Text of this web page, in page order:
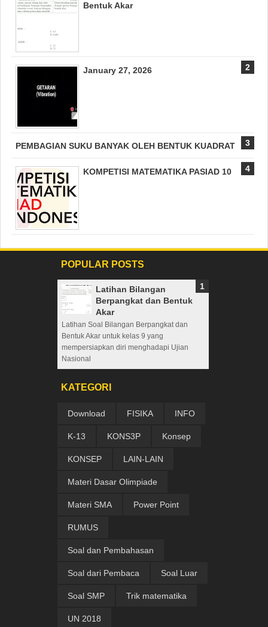
Bentuk Akar
January 27, 2026
PEMBAGIAN SUKU BANYAK OLEH BENTUK KUADRAT
KOMPETISI MATEMATIKA PASIAD 10
POPULAR POSTS
Latihan Bilangan
Berpangkat dan Bentuk
Akar
Latihan Soal Bilangan Berpangkat dan
Bentuk Akar untuk kelas 9 yang
mempersiapkan diri menghadapi Ujian
Nasional
KATEGORI
Download FISIKA INFO
K-13 KONS3P Konsep
KONSEP LAIN-LAIN
Materi Dasar Olimpiade
Materi SMA Power Point
RUMUS
Soal dan Pembahasan
Soal dari Pembaca Soal Luar
Soal SMP Trik matematika
UN 2018